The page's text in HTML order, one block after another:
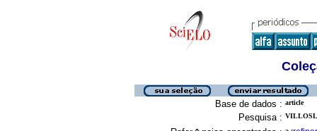
Base de dados : article
Pesquisa :